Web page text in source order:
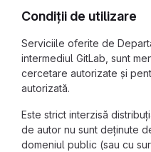
Condiții de utilizare
Serviciile oferite de
intermediul GitLab, sunt
cercetare autorizate și
autorizată.
Este strict interzisă
de autor nu sunt deținute
domeniul public (sau cu